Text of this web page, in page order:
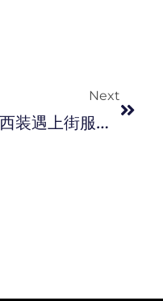
Next
当西装遇上街服！Zegna X Fear Of God 联名系列的新篇章。